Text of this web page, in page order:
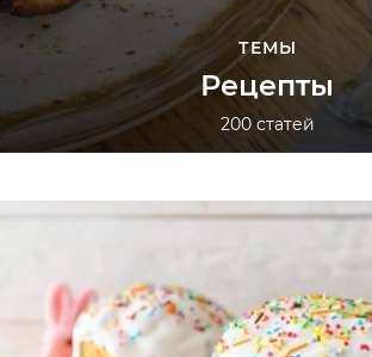
ТЕМЫ
Рецепты
200 статей